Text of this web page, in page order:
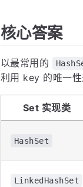
核心答案
以最常用的
利用 key 的唯一性
Set 实现类
HashSet
LinkedHashSet